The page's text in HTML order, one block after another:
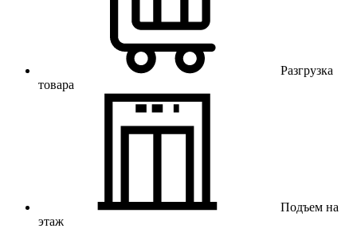
Разгрузка
товара
Подъем на
этаж